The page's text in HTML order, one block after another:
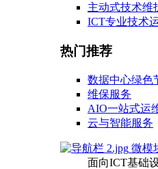
主动式技术维
ICT专业技术
热门推荐
数据中心绿色
维保服务
AIO一站式运
云与智能服务
微模
面向ICT基础